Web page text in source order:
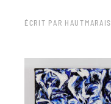
ÉCRIT PAR HAUTMARAIS